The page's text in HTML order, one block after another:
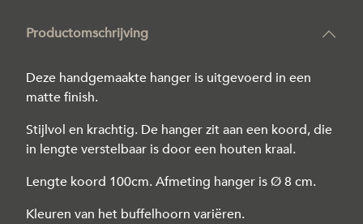
Productomschrijving
Deze handgemaakte hanger is uitgevoerd in een
matte finish.
Stijlvol en krachtig. De hanger zit aan een koord, die
in lengte verstelbaar is door een houten kraal.
Lengte koord 100cm. Afmeting hanger is Ø 8 cm.
Kleuren van het buffelhoorn variëren.